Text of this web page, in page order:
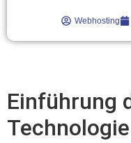
Webhosting
Einführung